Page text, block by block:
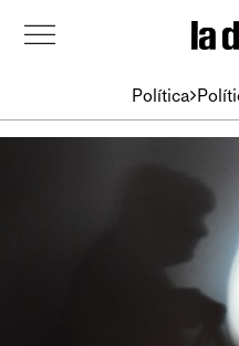
Política